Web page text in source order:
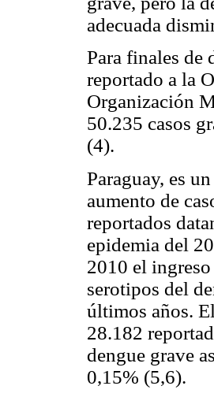
adecuada
Para finales de
reportado a la
Organización
50.235 casos
(4).
Paraguay, es
aumento de
reportados
epidemia del
2010 el
serotipos del
últimos años.
28.182
dengue grave
0,15% (5,6).